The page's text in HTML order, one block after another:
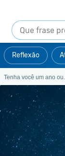
Reflexão
Tenha você um ano